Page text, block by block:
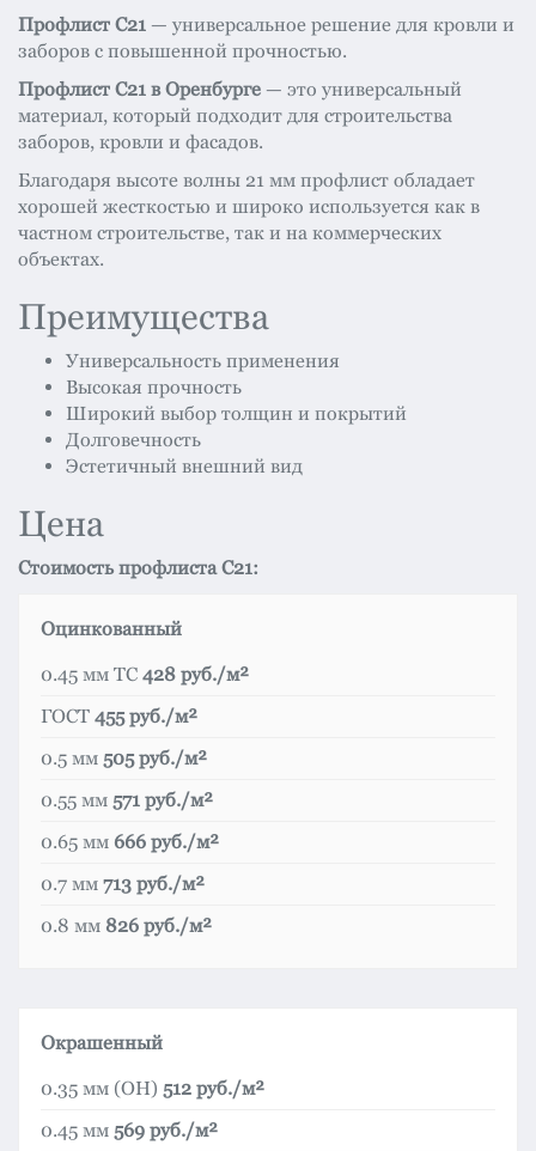
Профлист С21 — универсальное решение для кровли и
заборов с повышенной прочностью.
Профлист С21 в Оренбурге — это универсальный
материал, который подходит для строительства
заборов, кровли и фасадов.
Благодаря высоте волны 21 мм профлист обладает
хорошей жесткостью и широко используется как в
частном строительстве, так и на коммерческих
объектах.
Преимущества
Универсальность применения
Высокая прочность
Широкий выбор толщин и покрытий
Долговечность
Эстетичный внешний вид
Цена
Стоимость профлиста С21:
Оцинкованный
0.45 мм ТС 428 руб./м²
ГОСТ 455 руб./м²
0.5 мм 505 руб./м²
0.55 мм 571 руб./м²
0.65 мм 666 руб./м²
0.7 мм 713 руб./м²
0.8 мм 826 руб./м²
Окрашенный
0.35 мм (ОН) 512 руб./м²
0.45 мм 569 руб./м²